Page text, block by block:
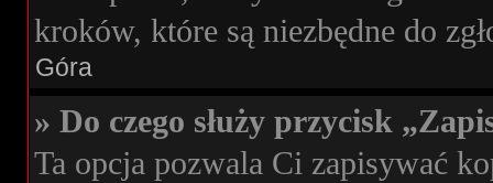
kroków, które są niezbędne do
Góra
» Do czego służy przycisk
Ta opcja pozwala Ci zapisywać